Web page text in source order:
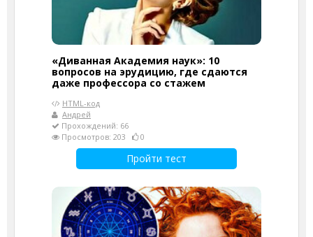
«Диванная Академия наук»: 10
вопросов на эрудицию, где сдаются
даже профессора со стажем
HTML-код
Андрей
Прохождений: 66
Просмотров: 203
0
Пройти тест